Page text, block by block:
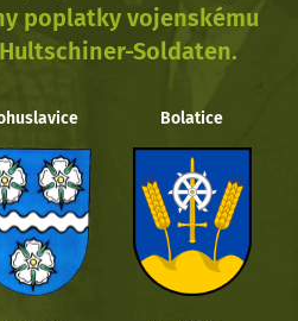
poplatky vojenskému
Soldaten.
Bolatice